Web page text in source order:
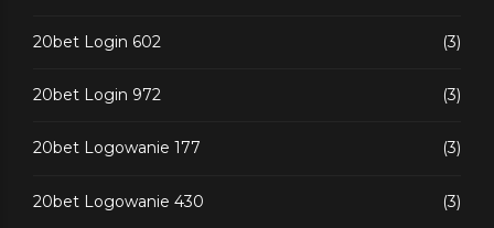
20bet Login 602 (3)
20bet Login 972 (3)
20bet Logowanie 177 (3)
20bet Logowanie 430 (3)